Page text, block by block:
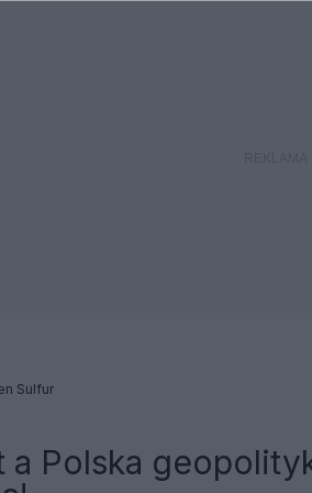
Sulfur
a Polska